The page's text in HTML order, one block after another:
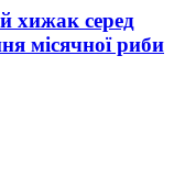
хижак серед
місячної риби